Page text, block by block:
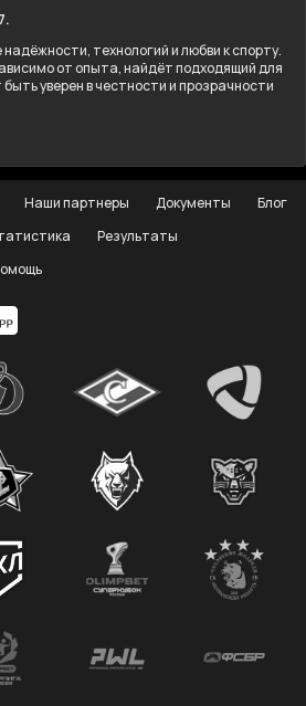
технологий и любви к спорту.
от опыта, найдёт подходящий для
уверен в честности и прозрачности
Наши партнеры Документы
Блог
Результаты